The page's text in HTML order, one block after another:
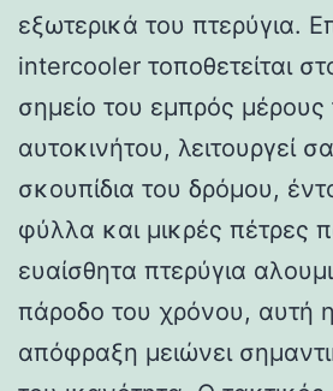
εξωτερικά του πτερύγια.
intercooler τοποθετείται
σημείο του εμπρός μέρους
αυτοκινήτου, λειτουργεί
σκουπίδια του δρόμου,
φύλλα και μικρές πέτρες
ευαίσθητα πτερύγια
πάροδο του χρόνου, αυτή
απόφραξη μειώνει